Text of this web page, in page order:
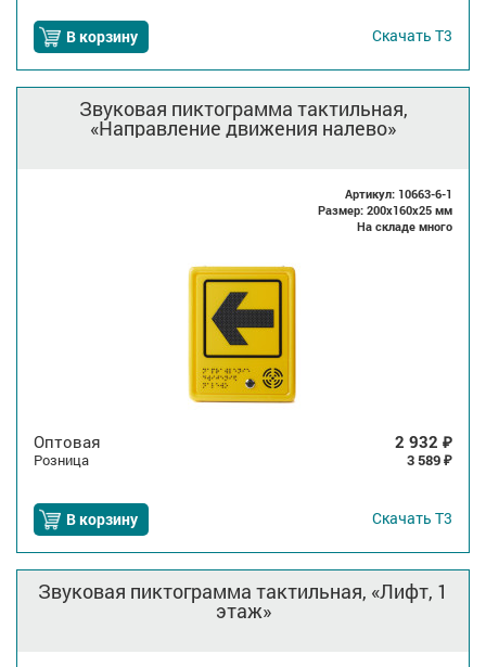
В корзину Скачать Т3
Звуковая пиктограмма тактильная,
«Направление движения налево»
Артикул: 10663-6-1
Размер: 200x160x25 мм
На складе много
Оптовая 2 932 ₽
Розница 3 589 ₽
В корзину Скачать Т3
Звуковая пиктограмма тактильная, «Лифт, 1
этаж»